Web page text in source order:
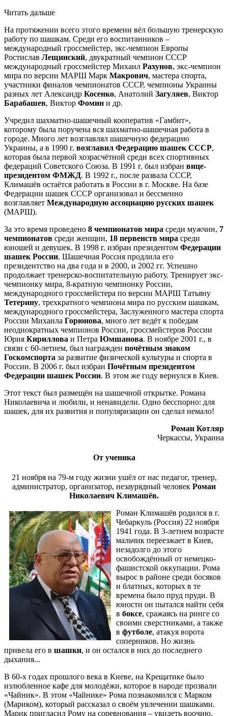
Читать дальше
На протяжении всего этого времени вёл большую тренерскую
работу по шашкам. Среди его воспитанников –
международный гроссмейстер, экс-чемпион Европы
Ростислав Лещинский, двукратный чемпион СССР
международный гроссмейстер Михаил Рахунов, экс-чемпион
мира по версии МАРШ Марк Макрович, мастера спорта,
участники финалов чемпионатов СССР, чемпионы Украины
разных лет Александр Косенко, Анатолий Загуляев, Виктор
Барабашев, Виктор Фомин и др.
Учредил шахматно-шашечный кооператив «Гамбит»,
которому была поручена вся шахматно-шашечная работа в
городе. Много лет возглавлял шашечную федерацию
Украины, а в 1990 г. возглавил Федерацию шашек СССР,
которая была первой хозрасчётной среди всех спортивных
федераций Советского Союза. В 1991 г. был избран вице-
президентом ФМЖД. В 1992 г., после развала СССР,
Климашёв остаётся работать в России в г. Москве. На базе
Федерации шашек СССР организовал и бессменно
возглавляет Международную ассоциацию русских шашек
(МАРШ).
За это время проведено 8 чемпионатов мира среди мужчин, 7
чемпионатов среди женщин, 18 первенств мира среди
юношей и девушек. В 1998 г. избран президентом Федерации
шашек России. Шашечная Россия продлила его
президентство на два года и в 2000, и 2002 гг. Успешно
продолжает тренерско-воспитательную работу. Тренирует экс-
чемпионку мира, 8-кратную чемпионку России,
международного гроссмейстера по версии МАРШ Татьяну
Тетерину, трехкратного чемпиона мира по русским шашкам,
международного гроссмейстера, Заслуженного мастера спорта
России Михаила Горюнова, много лет ведёт к победам
неоднократных чемпионов России, гроссмейстеров России
Юрия Кириллова и Петра Юмшанова. В ноябре 2001 г., в
связи с 60-летием, был награжден почётным знаком
Госкомспорта за развитие физической культуры и спорта в
России. В 2006 г. был избран Почётным президентом
Федерации шашек России. В этом же году вернулся в Киев.
Этот текст был размещён на шашечной открытке. Романа
Николаевича и любили, и ненавидели. Одно бесспорно: для
шашек, для их развития и по­пуля­ри­за­ции он сделал немало!
Роман Котляр
Черкассы, Украина
От ученика
21 ноября на 79-м году жизни ушёл от нас педагог, тренер,
администратор, организатор, незаурядный человек Роман
Николаевич Климашёв.
Роман Климашёв родился в г.
Чебаркуль (Россия) 22 ноября
1941 годa. В 3-летнем возрасте
мальчик переезжает в Киев,
незадолго до этого
освобождённый от немецко-
фашистской оккупации. Рома
вырос в районе среди босяков
и блатных, которых в те
времена было пруд пруди. В
юности он пытался найти себя
в боксе, сражаясь на ринге со
своими сверстниками, а также
в футболе, атакуя ворота
соперников. Но жизнь
привела его в шашки, и он остался в них до последнего
дыхания...
В 60-х годах прошлого века в Киеве, на Крещатике было
излюбленное кафе для молодёжи, которое в народе прозвали
«Чайник». В этом «Чайнике» Рома познакомился с Марком
(Мариком), который рассказал о своём увлечении шашками.
Марик пригласил Рому на соревнования – увидеть воочию,